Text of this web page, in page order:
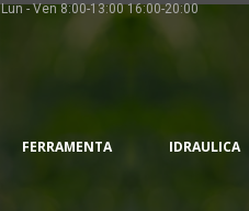
Lun - Ven 8:00-13:00 16:00-20:00
FERRAMENTA IDRAULICA